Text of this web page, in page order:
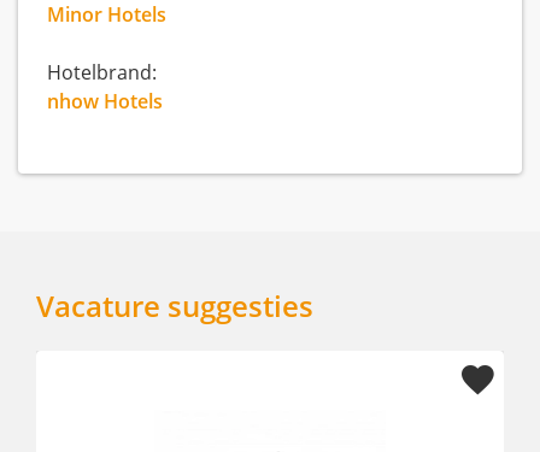
Minor Hotels
Hotelbrand:
nhow Hotels
Vacature suggesties